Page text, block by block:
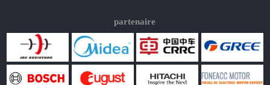
partenaire